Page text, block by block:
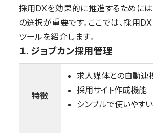
採用DXを効果的に推進するために
の選択が重要です。ここでは、採用
ツールを紹介します。
１. ジョブカン採用管理
特徴
求人媒体との自動連
採用サイト作成機能
シンプルで使いやす